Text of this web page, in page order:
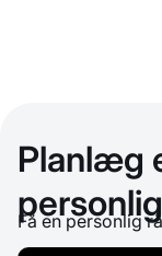
Planlæg
Få en personlig